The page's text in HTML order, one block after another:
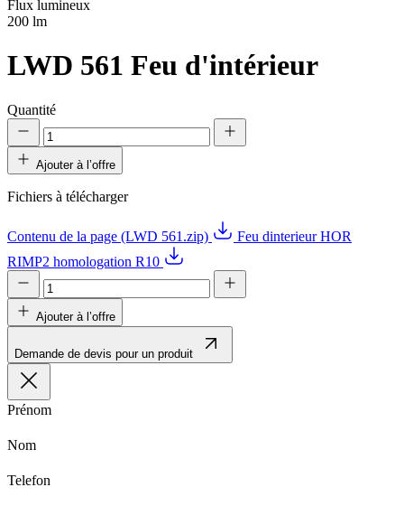
Flux lumineux
200 lm
LWD 561 Feu d'intérieur
Quantité
Ajouter à l’offre
Fichiers à télécharger
Contenu de la page (LWD 561.zip)
Feu dinterieur HOR
RIMP2 homologation R10
Ajouter à l’offre
Demande de devis pour un produit
Prénom
Nom
Telefon